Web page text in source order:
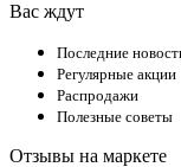
Вас ждут
Последние
Регулярные акции
Распродажи
Полезные советы
Отзывы на маркете